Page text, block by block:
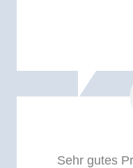
Sehr gutes